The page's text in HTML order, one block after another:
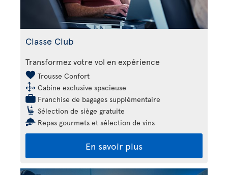
Classe Club
Transformez votre vol en expérience
Trousse Confort
Cabine exclusive spacieuse
Franchise de bagages supplémentaire
Sélection de siège gratuite
Repas gourmets et sélection de vins
En savoir plus